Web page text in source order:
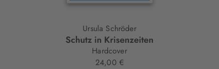
Ursula Schröder
Schutz in Krisenzeiten
Hardcover
24,00 €